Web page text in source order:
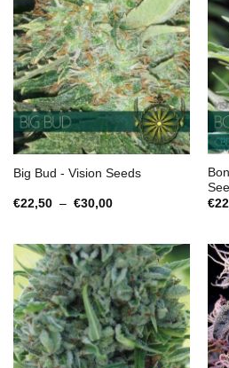
Big Bud - Vision Seeds
€22,50 – €30,00Plage
à
€30,00
€